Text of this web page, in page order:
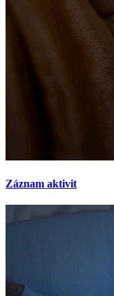
Záznam aktivit